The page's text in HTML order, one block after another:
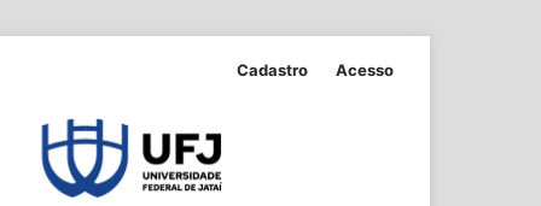
Cadastro Acesso